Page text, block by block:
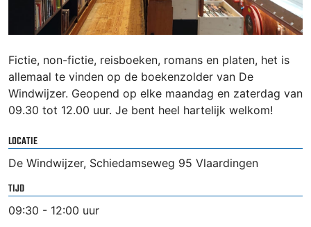
Fictie, non-fictie, reisboeken, romans en platen, het is
allemaal te vinden op de boekenzolder van De
Windwijzer. Geopend op elke maandag en zaterdag van
09.30 tot 12.00 uur. Je bent heel hartelijk welkom!
LOCATIE
De Windwijzer, Schiedamseweg 95 Vlaardingen
TIJD
09:30 - 12:00 uur